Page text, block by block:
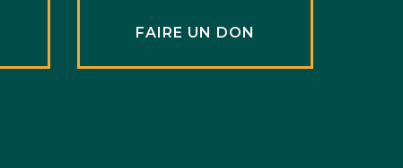
FAIRE UN DON